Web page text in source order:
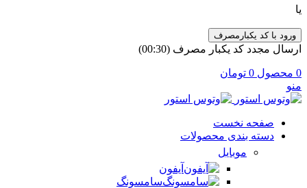
یا
ورود با کد یکبارمصرف
ارسال مجدد کد یکبار مصرف (00:
30
)
0 محصول 0 تومان
منو
صفحه نخست
دسته بندی محصولات
موبایل
آیفون
سامسونگ